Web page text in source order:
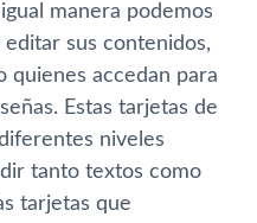
manera podemos
sus contenidos,
quienes accedan para
Estas tarjetas de
niveles
tanto textos como
tarjetas que